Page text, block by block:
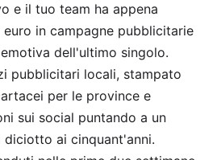
e il tuo team ha appena
in campagne pubblicitarie
dell'ultimo singolo.
pubblicitari locali, stampato
per le province e
sui social puntando a un
ai cinquant'anni.